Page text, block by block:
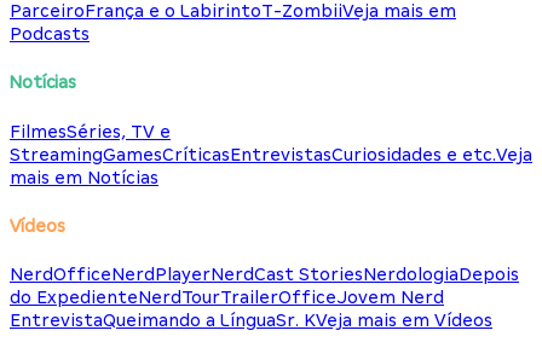
ParceiroFrança e o LabirintoT-ZombiiVeja mais em
Podcasts
Notícias
FilmesSéries, TV e
StreamingGamesCríticasEntrevistasCuriosidades e etc.Veja
mais em Notícias
Vídeos
NerdOfficeNerdPlayerNerdCast StoriesNerdologiaDepois
do ExpedienteNerdTourTrailerOfficeJovem Nerd
EntrevistaQueimando a LínguaSr. KVeja mais em Vídeos